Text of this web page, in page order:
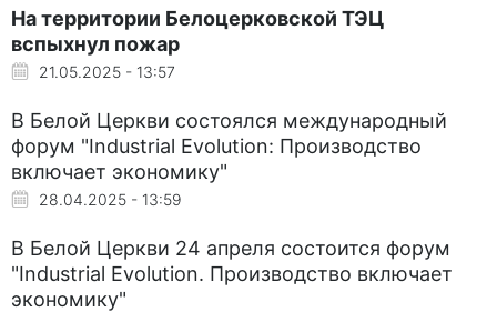
На территории Белоцерковской ТЭЦ
вспыхнул пожар
21.05.2025 - 13:57
В Белой Церкви состоялся международный
форум "Industrial Evolution: Производство
включает экономику"
28.04.2025 - 13:59
В Белой Церкви 24 апреля состоится форум
"Industrial Evolution. Производство включает
экономику"